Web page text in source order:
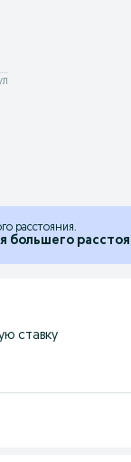
расстояния.
большего
ставку